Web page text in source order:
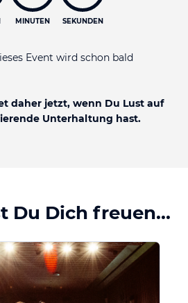
MINUTEN SEKUNDEN
Event wird schon bald
daher jetzt, wenn Du Lust auf
Unterhaltung hast.
Du Dich freuen...